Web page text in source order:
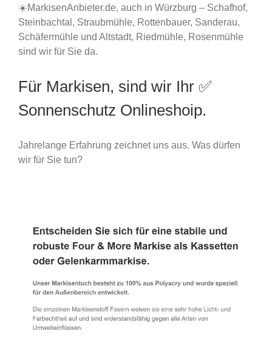
☀️MarkisenAnbieter.de, auch in Würzburg – Schafhof,
Steinbachtal, Straubmühle, Rottenbauer, Sanderau,
Schäfermühle und Altstadt, Riedmühle, Rosenmühle
sind wir für Sie da.
Für Markisen, sind wir Ihr ✅
Sonnenschutz Onlineshoip.
Jahrelange Erfahrung zeichnet uns aus. Was dürfen
wir für Sie tun?